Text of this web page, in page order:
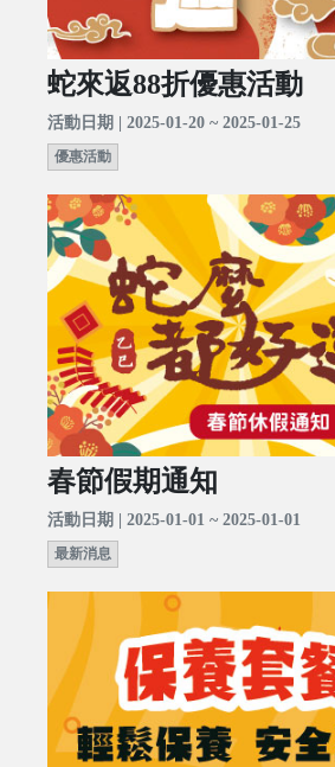
蛇來返88折優惠活動
活動日期 | 2025-01-20 ~ 2025-01-25
優惠活動
春節假期通知
活動日期 | 2025-01-01 ~ 2025-01-01
最新消息